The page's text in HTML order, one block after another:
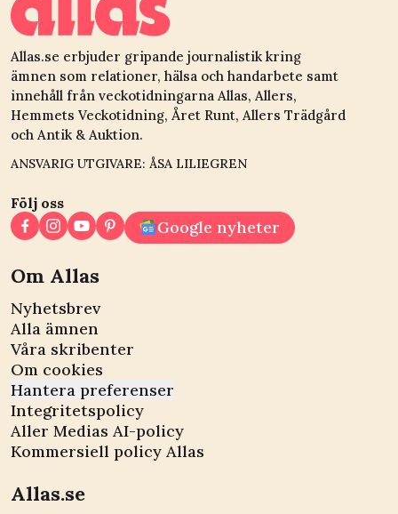
Allas.se erbjuder gripande journalistik kring
ämnen som relationer, hälsa och handarbete samt
innehåll från veckotidningarna Allas, Allers,
Hemmets Veckotidning, Året Runt, Allers Trädgård
och Antik & Auktion.
ANSVARIG UTGIVARE: ÅSA LILIEGREN
Följ oss
Google nyheter
Om Allas
Nyhetsbrev
Alla ämnen
Våra skribenter
Om cookies
Hantera preferenser
Integritetspolicy
Aller Medias AI-policy
Kommersiell policy Allas
Allas.se